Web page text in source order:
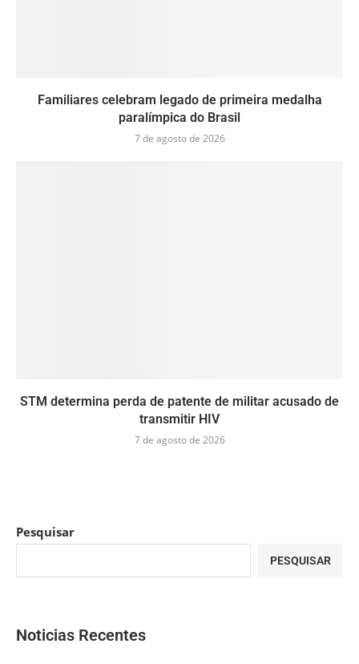
Familiares celebram legado de primeira medalha
paralímpica do Brasil
7 de agosto de 2026
STM determina perda de patente de militar acusado de
transmitir HIV
7 de agosto de 2026
Pesquisar
PESQUISAR
Noticias Recentes